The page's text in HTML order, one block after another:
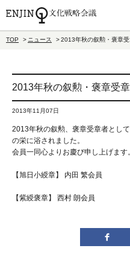
TOP ニュース 2013年秋の叙勲・褒章
2013年秋の叙勲・褒章受
2013年11月07日
2013年秋の叙勲、褒章受章者とし
の栄に浴されました。
会員一同心よりお慶び申し上げます。
【旭日小綬章】 内田 繁会員
【紫綬褒章】 西村 朗会員